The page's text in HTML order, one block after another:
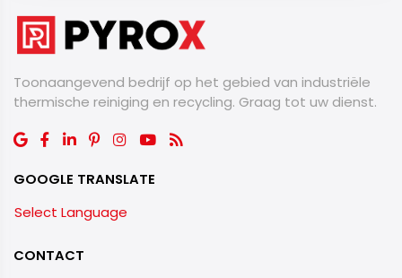
Toonaangevend bedrijf op het gebied van industriële
thermische reiniging en recycling. Graag tot uw dienst.
GOOGLE TRANSLATE
Select Language
CONTACT